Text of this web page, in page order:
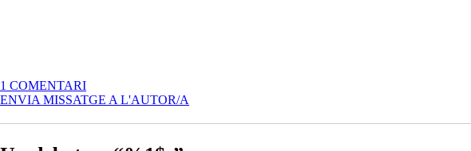
1 COMENTARIA
PAC
–
ENVIA MISSATGE A L'AUTOR/A